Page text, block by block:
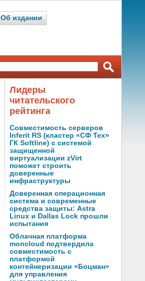
Об издании
Лидеры
читательского
рейтинга
Совместимость серверов
Inferit RS (кластер «СФ Тех»
ГК Softline) с системой
защищенной
виртуализации zVirt
поможет строить
доверенные
инфраструктуры
Доверенная операционная
система и современные
средства защиты: Astra
Linux и Dallas Lock прошли
испытания
Облачная платформа
moncloud подтвердила
совместимость с
платформой
контейнеризации «Боцман»
для управления